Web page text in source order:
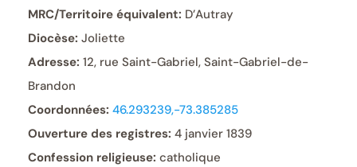
MRC/Territoire équivalent: D’Autray
Diocèse: Joliette
Adresse: 12, rue Saint-Gabriel, Saint-Gabriel-de-
Brandon
Coordonnées: 46.293239,-73.385285
Ouverture des registres: 4 janvier 1839
Confession religieuse: catholique